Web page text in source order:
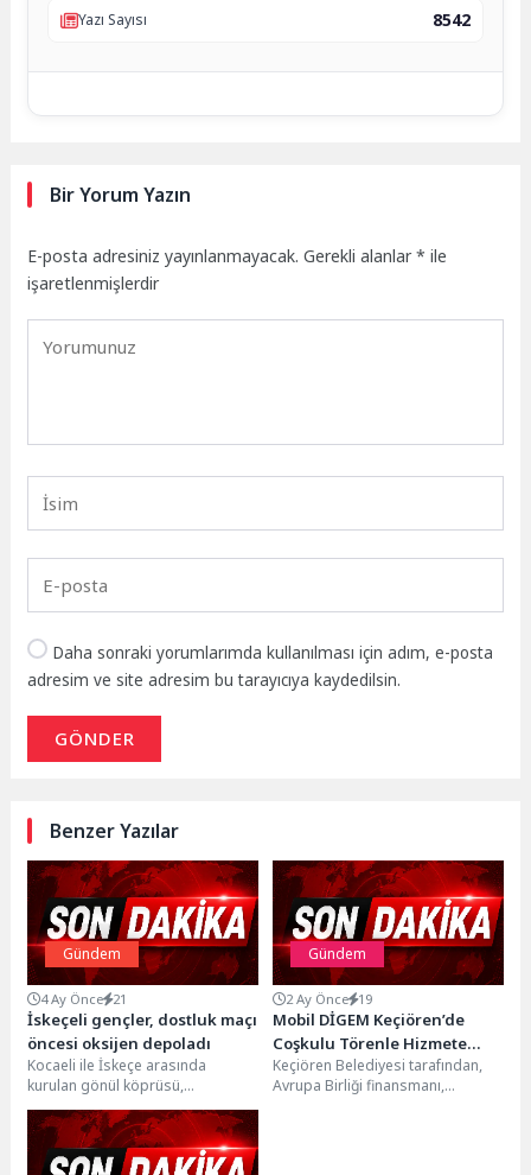
Yazı Sayısı 8542
Bir Yorum Yazın
E-posta adresiniz yayınlanmayacak. Gerekli alanlar* ile
işaretlenmişlerdir
Daha sonraki yorumlarımda kullanılması için adım, e-posta
adresim ve site adresim bu tarayıcıya kaydedilsin.
GÖNDER
Benzer Yazılar
Gündem
4 Ay Önce 21
İskeçeli gençler, dostluk maçı
öncesi oksijen depoladı
Kocaeli ile İskeçe arasında
kurulan gönül köprüsü,
Kocaelispor U-19 Altyapı Karma
Takımı ile İskeçe Türk...
Gündem
2 Ay Önce 19
Mobil DİGEM Keçiören’de
Coşkulu Törenle Hizmete
Açıldı
Keçiören Belediyesi tarafından,
Avrupa Birliği finansmanı,